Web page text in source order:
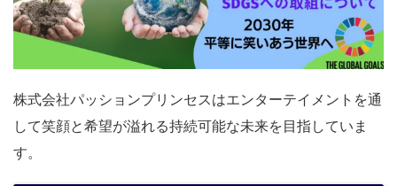
株式会社パッションプリンセスはエンターテイメントを通
して笑顔と希望が溢れる持続可能な未来を目指していま
す。